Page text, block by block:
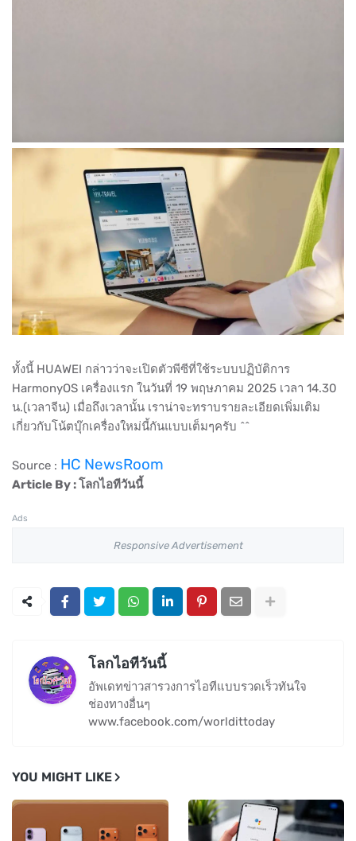
ทั้งนี้ HUAWEI กล่าวว่าจะเปิดตัวพีซีที่ใช้ระบบปฏิบัติการ
HarmonyOS เครื่องแรก ในวันที่ 19 พฤษภาคม 2025 เวลา 14.30
น.(เวลาจีน) เมื่อถึงเวลานั้น เราน่าจะทราบรายละเอียดเพิ่มเติม
เกี่ยวกับโน้ตบุ๊กเครื่องใหม่นี้กันแบบเต็มๆครับ ^^
Source : HC NewsRoom
Article By : โลกไอทีวันนี้
Ads
Responsive Advertisement
โลกไอทีวันนี้
อัพเดทข่าวสารวงการไอทีแบบรวดเร็วทันใจ
ช่องทางอื่นๆ
www.facebook.com/worldittoday
YOU MIGHT LIKE